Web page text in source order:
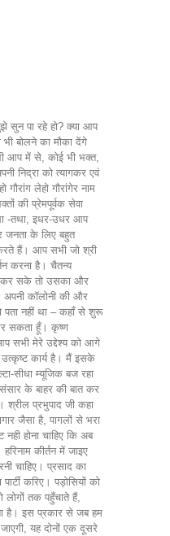
सुन पा रहे हो? क्या आप
बोलने का मौका देंगे
आप में से, कोई भी भक्त,
निद्रा को त्यागकर एवं
लेहो गौरांगेर नाम
की प्रेमपूर्वक सेवा
-तथा, इधर-उधर आप
जनता के लिए बहुत
हैं। आप सभी जो श्री
करना है। चैतन्य
कर सके तो उसका और
कॉलोनी की और
पता नहीं था – कहाँ से शुरू
सकता हूँ। कृष्ण
सभी मेरे उद्देश्य को आगे
कार्य है। मैं इसके
सीधा म्यूजिक बज रहा
के बाहर की बात कर
प्रभुपाद जी कहा
जैसा है, पागलों से भरा
होना चाहिए कि अब
कीर्तन में जाइए
चाहिए। प्रसाद का
करिए। पड़ोसियों को
लोगों तक पहुँचाते हैं,
है। इस प्रकार से जब हम
यह दोनों एक दूसरे